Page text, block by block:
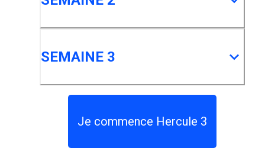
SEMAINE 3
Je commence Hercule 3